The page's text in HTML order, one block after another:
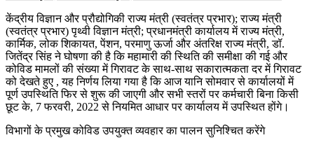
19
:
आज
से
वर्क
फ्रॉम
होम
खत्म
केंद्रीय विज्ञान और प्रौद्योगिकी राज्य मंत्री (स्वतंत्र प्रभार); राज्य मंत्री
(स्वतंत्र प्रभार) पृथ्वी विज्ञान मंत्री; प्रधानमंत्री कार्यालय में राज्य मंत्री,
कार्मिक, लोक शिकायत, पेंशन, परमाणु ऊर्जा और अंतरिक्ष राज्य मंत्री, डॉ.
जितेंद्र सिंह ने घोषणा की है कि महामारी की स्थिति की समीक्षा की गई और
कोविड मामलों की संख्या में गिरावट के साथ-साथ सकारात्मकता दर में गिरावट
को देखते हुए , यह निर्णय लिया गया है कि आज यानि सोमवार से कार्यालयों में
पूर्ण उपस्थिति फिर से शुरू की जाएगी और सभी स्तरों पर कर्मचारी बिना किसी
छूट के, 7 फरवरी, 2022 से नियमित आधार पर कार्यालय में उपस्थित होंगे।
विभागों के प्रमुख कोविड उपयुक्त व्यवहार का पालन सुनिश्चित करेंगे